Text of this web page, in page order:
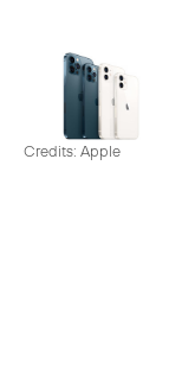
Credits: Apple